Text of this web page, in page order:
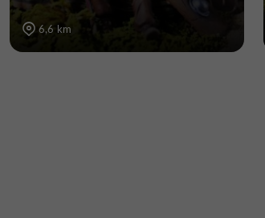
6,6 km